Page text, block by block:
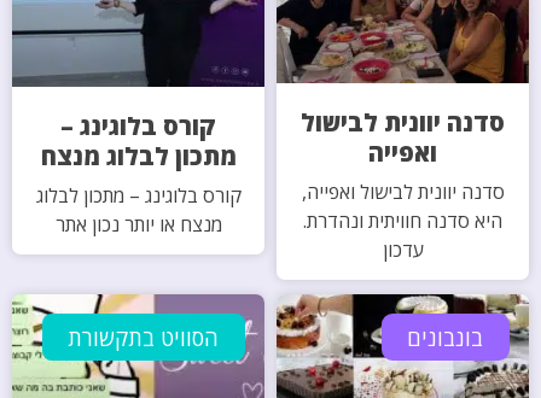
סדנה יוונית לבישול
ואפייה
סדנה יוונית לבישול ואפייה,
היא סדנה חוויתית ונהדרת.
עדכון
קורס בלוגינג –
מתכון לבלוג מנצח
קורס בלוגינג – מתכון לבלוג
מנצח או יותר נכון אתר
בונבונים הסוויט בתקשורת